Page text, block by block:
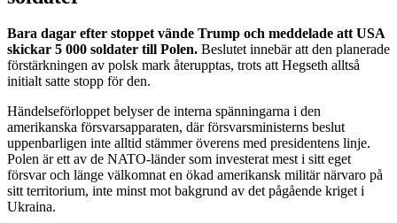
Bara dagar efter stoppet vände Trump och meddelade att USA
skickar 5 000 soldater till Polen. Beslutet innebär att den planerade
förstärkningen av polsk mark återupptas, trots att Hegseth alltså
initialt satte stopp för den.
Händelseförloppet belyser de interna spänningarna i den
amerikanska försvarsapparaten, där försvarsministerns beslut
uppenbarligen inte alltid stämmer överens med presidentens linje.
Polen är ett av de NATO-länder som investerat mest i sitt eget
försvar och länge välkomnat en ökad amerikansk militär närvaro på
sitt territorium, inte minst mot bakgrund av det pågående kriget i
Ukraina.